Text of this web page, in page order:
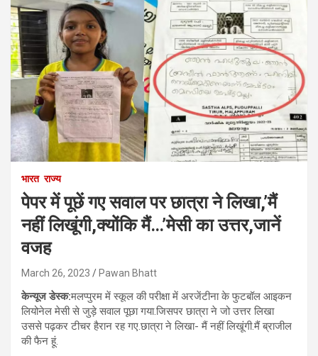
भारत राज्य
पेपर में पूछें गए सवाल पर छात्रा ने लिखा,’मैं
नहीं लिखूंगी,क्योंकि मैं…’मेसी का उत्तर,जानें
वजह
March 26, 2023 Pawan Bhatt
केन्यूज डेस्क:मलप्पुरम में स्कूल की परीक्षा में अरजेंटीना के फुटबॉल आइकन
लियोनेल मेसी से जुड़े सवाल पूछा गया.जिसपर छात्रा ने जो उत्तर लिखा
उससे पढ़कर टीचर हैरान रह गए.छात्रा ने लिखा- मैं नहीं लिखूंगी.मैं ब्राजील
की फैन हूं.